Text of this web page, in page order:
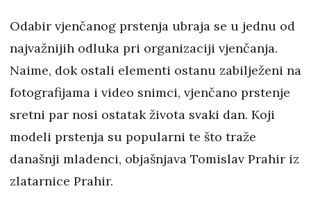
Odabir vjenčanog prstenja ubraja se u jednu od
najvažnijih odluka pri organizaciji vjenčanja.
Naime, dok ostali elementi ostanu zabilježeni na
fotografijama i video snimci, vjenčano prstenje
sretni par nosi ostatak života svaki dan. Koji
modeli prstenja su popularni te što traže
današnji mladenci, objašnjava Tomislav Prahir iz
zlatarnice Prahir.